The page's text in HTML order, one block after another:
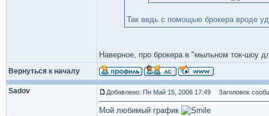
Так ведь с помощью брокера вроде
Наверное, про брокера в "мыльном ток-шоу
Вернуться к началу
Sadov Добавлено: Пн Май 15, 2006 17:49 Заголовок
Мой любимый график